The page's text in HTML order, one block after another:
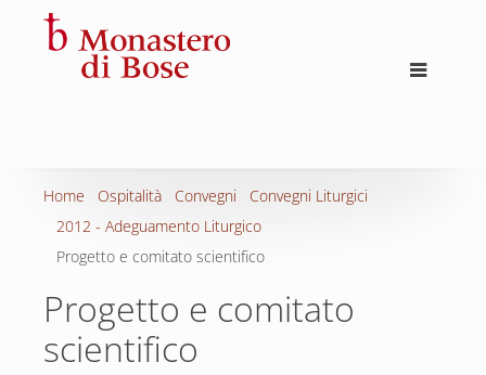
Home Ospitalità Convegni
Convegni Liturgici
2012 - Adeguamento Liturgico
Progetto e comitato scientifico
Progetto e comitato
scientifico